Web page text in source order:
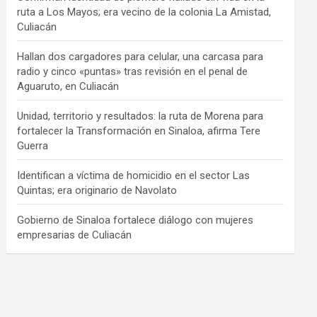
ruta a Los Mayos; era vecino de la colonia La Amistad,
Culiacán
Hallan dos cargadores para celular, una carcasa para
radio y cinco «puntas» tras revisión en el penal de
Aguaruto, en Culiacán
Unidad, territorio y resultados: la ruta de Morena para
fortalecer la Transformación en Sinaloa, afirma Tere
Guerra
Identifican a víctima de homicidio en el sector Las
Quintas; era originario de Navolato
Gobierno de Sinaloa fortalece diálogo con mujeres
empresarias de Culiacán